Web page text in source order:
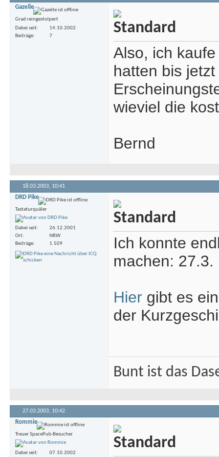
Gazelle
Grad reingestolpert
Dabei seit
14.10.2002
Beiträge
7
Also, ich
hatten bis
wieviel die
Bernd
18.03.2003, 10:41
DRD Pike
Tastaturquäler
Dabei seit
26.12.2001
Ort
NRW
Beiträge
1.509
Ich konnte
machen: 27.3.
Hier gibt es
der
Bunt ist das
27.03.2003, 10:42
Rommie
Treuer SpacePub-Besucher
Dabei seit
07.10.2002